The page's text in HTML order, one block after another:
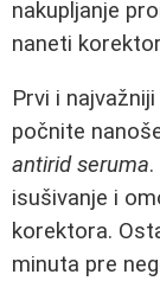
nakupljanje
naneti
Prvi i
počnite
antirid seruma
isušivanje i
korektora.
minuta pre